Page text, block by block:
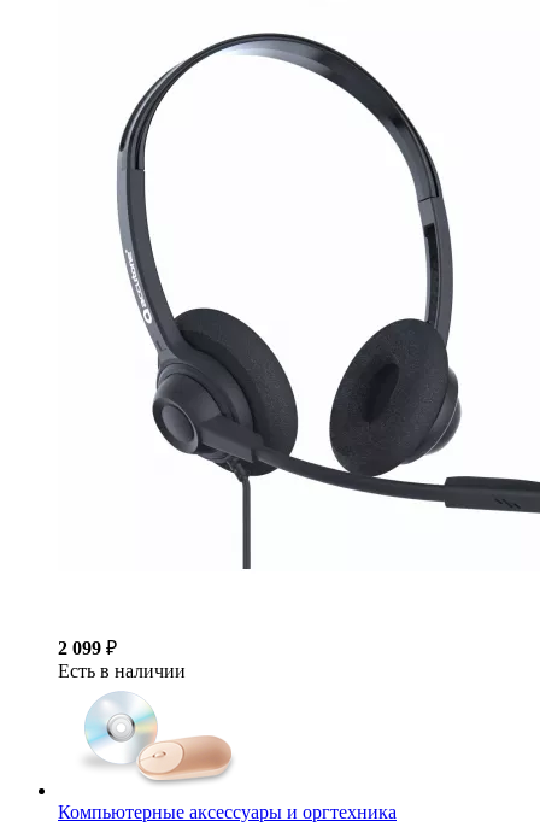
2 099 ₽
Есть в наличии
Компьютерные аксессуары и оргтехника